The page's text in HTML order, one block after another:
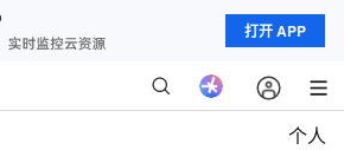
打开 APP
个人